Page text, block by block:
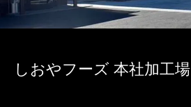
しおやフーズ 本社加工場